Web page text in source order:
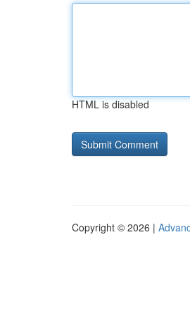
HTML is disabled
Copyright © 2026 |